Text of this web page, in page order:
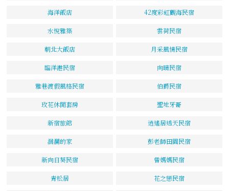
海洋飯店 42度彩虹觀海民宿
水悅雅築 雲荷民宿
朝北大飯店 月采風情民宿
臨洋港民宿 向晴民宿
雅巷渡假風格民宿 伯爵民宿
玫花休閒套房 聖地牙哥
新宿旅館 逍遙居透天民宿
洄瀾的家 彭老師田園民宿
新向日葵民宿 曾媽媽民宿
青松居 花之戀民宿